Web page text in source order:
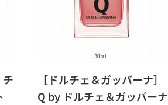
チ
［ドルチェ＆ガッバーナ］
Q by ドルチェ＆ガッバーナ